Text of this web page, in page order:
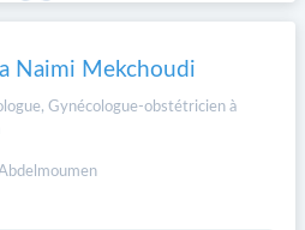
Naimi Mekchoudi
Gynécologue-obstétricien à